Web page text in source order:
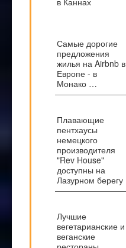
Самые дорогие
предложения
жилья на Airbnb в
Европе - в
Монако …
Плавающие
пентхаусы
немецкого
производителя
"Rev House"
доступны на
Лазурном берегу
Лучшие
вегетарианские и
веганские